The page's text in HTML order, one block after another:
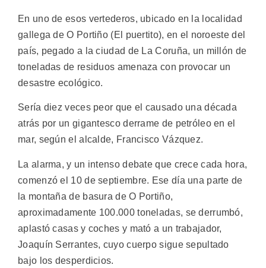
En uno de esos vertederos, ubicado en la localidad
gallega de O Portiño (El puertito), en el noroeste del
país, pegado a la ciudad de La Coruña, un millón de
toneladas de residuos amenaza con provocar un
desastre ecológico.
Sería diez veces peor que el causado una década
atrás por un gigantesco derrame de petróleo en el
mar, según el alcalde, Francisco Vázquez.
La alarma, y un intenso debate que crece cada hora,
comenzó el 10 de septiembre. Ese día una parte de
la montaña de basura de O Portiño,
aproximadamente 100.000 toneladas, se derrumbó,
aplastó casas y coches y mató a un trabajador,
Joaquín Serrantes, cuyo cuerpo sigue sepultado
bajo los desperdicios.